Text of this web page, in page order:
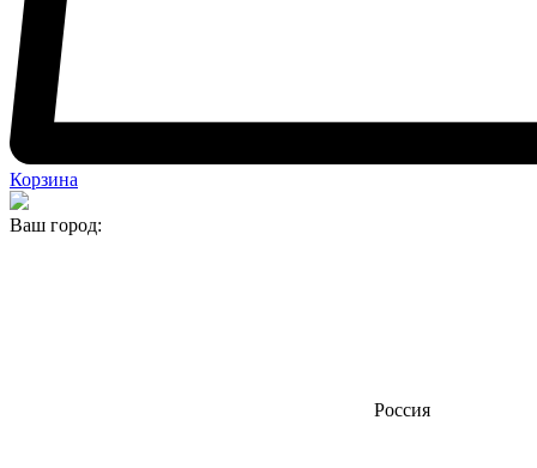
Корзина
Ваш город:
Россия